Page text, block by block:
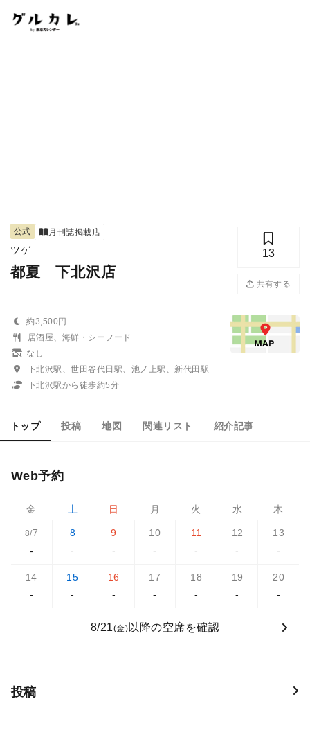
公式 月刊誌掲載店
ツゲ
都夏 下北沢店
13
共有する
約3,500円
居酒屋、海鮮・シーフード
なし
下北沢駅、世田谷代田駅、池ノ上駅、新代田駅
下北沢駅から徒歩約5分
トップ 投稿 地図 関連リスト 紹介記事
Web予約
金 土 日 月 火 水 木
8/7
-
8
-
9
-
10
-
11
-
12
-
13
-
14
-
15
-
16
-
17
-
18
-
19
-
20
-
8/21(金) 以降の空席を確認
投稿